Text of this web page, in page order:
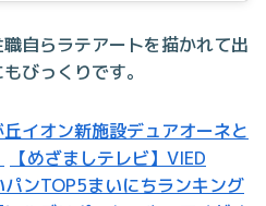
自らラテアートを描かれて出
びっくりです。
イオン新施設デュアオーネと
【めざましテレビ】VIED
ンTOP5まいにちランキング